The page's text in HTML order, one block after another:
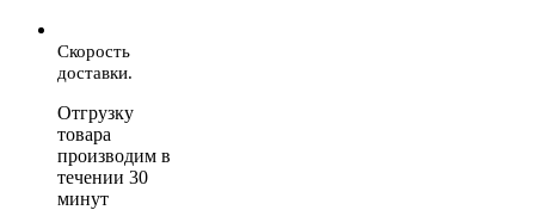
Скорость
доставки.
Отгрузку
товара
производим в
течении 30
минут